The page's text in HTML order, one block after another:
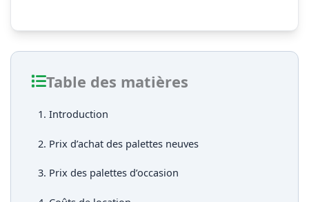
Table des matières
1. Introduction
2. Prix d’achat des palettes neuves
3. Prix des palettes d’occasion